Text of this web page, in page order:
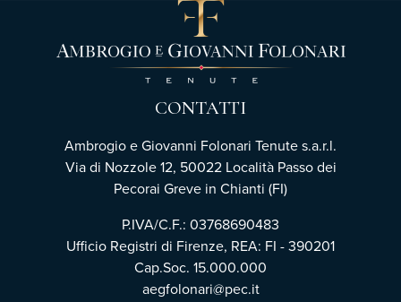
CONTATTI
Ambrogio e Giovanni Folonari Tenute s.a.r.l.
Via di Nozzole 12, 50022 Località Passo dei
Pecorai Greve in Chianti (FI)
P.IVA/C.F.: 03768690483
Ufficio Registri di Firenze, REA: FI - 390201
Cap.Soc. 15.000.000
aegfolonari@pec.it